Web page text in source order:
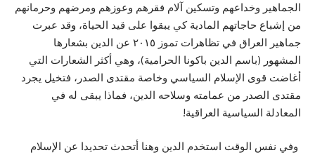
الجماهير وخداعهم وتسكين آلام فقرهم وعوزهم ومرضهم وحرمانهم
من إشباع حاجاتهم المادية كي يبقوا على قيد الحياة، وقد عبرت
جماهير العراق في تظاهرات تموز ٢٠١٥ عن الدين بشعارها
المشهور (باسم الدين باكونا الحرامية)، وهي أكثر الشعارات التي
أغاضت قوى الإسلام السياسي وخاصة مقتدى الصدر، فتخيل يجرد
مقتدى الصدر من عمامته وسلاحه الدين، فماذا يبقى له في
المعادلة السياسية العراقية!
وفي نفس الوقت استخدم الدين وهنا أتحدث تحديدا عن الإسلام